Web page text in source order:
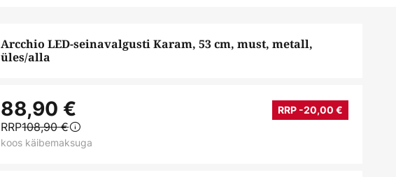
Arcchio LED-seinavalgusti Karam, 53 cm, must, metall,
üles/alla
88,90 € RRP -20,00 €
RRP108,90 €
koos käibemaksuga